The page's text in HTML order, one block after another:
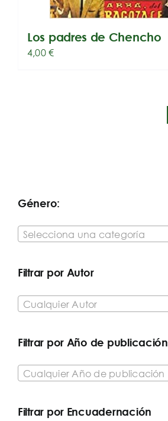
Los padres de Chencho
4,00€
Género:
Selecciona una categoría
Filtrar por Autor
Cualquier Autor
Filtrar por Año de publicación
Cualquier Año de publicación
Filtrar por Encuadernación